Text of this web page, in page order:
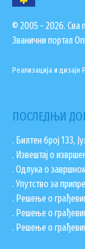
© 2005 - 2026. Сва
Званични портал
Реализација и дизајн
ПОСЛЕДЊИ
. Билтен број 133,
. Извештај о
. Одлука о
. Упутство за
. Решење о
. Решење о
. Решење о